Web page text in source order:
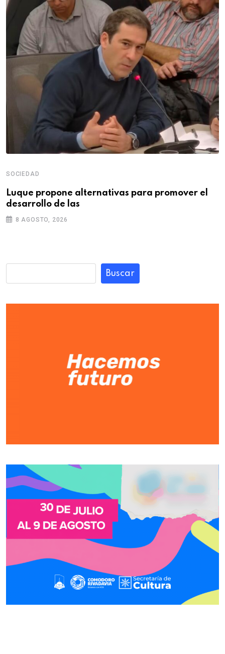
SOCIEDAD
Luque propone alternativas para promover el
desarrollo de las
8 AGOSTO, 2026
Buscar